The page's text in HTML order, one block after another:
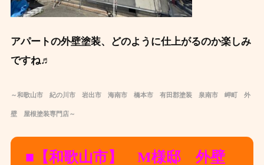
アパートの外壁塗装、どのように仕上がるのか楽しみ
ですね♬
～和歌山市 紀の川市 岩出市 海南市 橋本市 有田郡塗装 泉南市 岬町 外
壁屋根塗装専門店～
■【和歌山市】 M様邸 外壁